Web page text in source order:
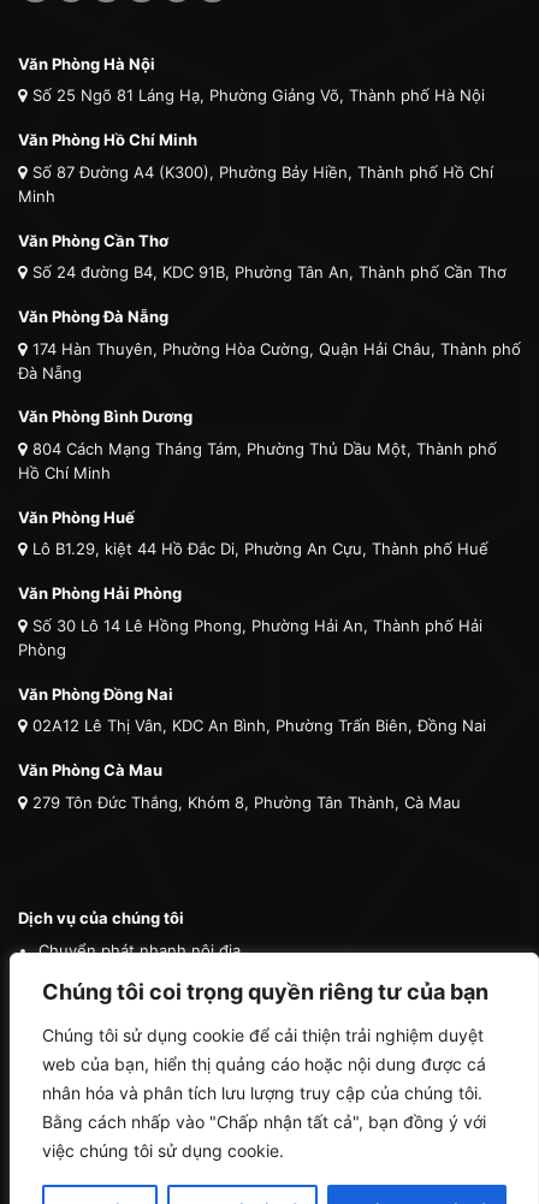
Chúng tôi coi trọng quyền riêng tư của bạn
Chúng tôi sử dụng cookie để cải thiện trải nghiệm duyệt
web của bạn, hiển thị quảng cáo hoặc nội dung được cá
nhân hóa và phân tích lưu lượng truy cập của chúng tôi.
Bằng cách nhấp vào "Chấp nhận tất cả", bạn đồng ý với
việc chúng tôi sử dụng cookie.
Văn Phòng Hà Nội
Số 25 Ngõ 81 Láng Hạ, Phường Giảng Võ, Thành phố Hà Nội
Văn Phòng Hồ Chí Minh
Số 87 Đường A4 (K300), Phường Bảy Hiền, Thành phố Hồ Chí
Minh
Văn Phòng Cần Thơ
Số 24 đường B4, KDC 91B, Phường Tân An, Thành phố Cần Thơ
Văn Phòng Đà Nẵng
174 Hàn Thuyên, Phường Hòa Cường, Quận Hải Châu, Thành phố
Đà Nẵng
Văn Phòng Bình Dương
804 Cách Mạng Tháng Tám, Phường Thủ Dầu Một, Thành phố
Hồ Chí Minh
Văn Phòng Huế
Lô B1.29, kiệt 44 Hồ Đắc Di, Phường An Cựu, Thành phố Huế
Văn Phòng Hải Phòng
Số 30 Lô 14 Lê Hồng Phong, Phường Hải An, Thành phố Hải
Phòng
Văn Phòng Đồng Nai
02A12 Lê Thị Vân, KDC An Bình, Phường Trấn Biên, Đồng Nai
Văn Phòng Cà Mau
279 Tôn Đức Thắng, Khóm 8, Phường Tân Thành, Cà Mau
Dịch vụ của chúng tôi
Chuyển phát nhanh nội địa
Chuyển phát nhanh quốc tế
Vận chuyển thú cưng
Mua hộ hàng nước ngoài